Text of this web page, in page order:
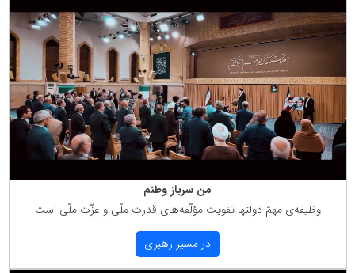
من سرباز وطنم
وظیفه‌ی مهمّ دولتها تقویت مؤلّفه‌های قدرت ملّی و عزّت ملّی است
در مسیر رهبری